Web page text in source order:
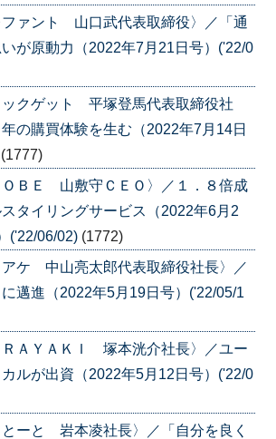
ァント 山口武代表取締役〉／「通
が原動力（2022年7月21日号）('22/0
クゲット 平塚登馬代表取締役社
の購買体験を生む（2022年7月14日
(1777)
ＢＥ 山敷守ＣＥＯ〉／１．８倍成
タイリングサービス（2022年6月2
('22/06/02) (1772)
ケ 中山亮太郎代表取締役社長〉／
邁進（2022年5月19日号）('22/05/1
ＡＹＡＫＩ 塚本洸介社長〉／ユー
ルが出資（2022年5月12日号）('22/0
ーと 岩本凌社長〉／「自分を良く